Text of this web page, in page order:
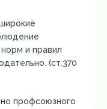
и правил
(ст.370
профсоюзного